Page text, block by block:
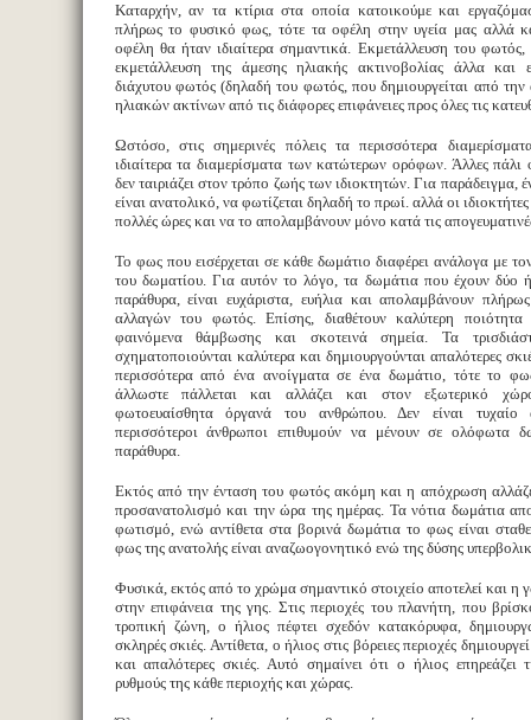
Καταρχήν, αν τα κτίρια στα οποία κατοικούμε και
πλήρως το φυσικό φως, τότε τα οφέλη στην υγεία μας αλλά
οφέλη θα ήταν ιδιαίτερα σημαντικά. Εκμετάλλευση του φωτός,
εκμετάλλευση της άμεσης ηλιακής ακτινοβολίας άλλα και
διάχυτου φωτός (δηλαδή του φωτός, που δημιουργείται από
ηλιακών ακτίνων από τις διάφορες επιφάνειες προς όλες τις
Ωστόσο, στις σημερινές πόλεις τα περισσότερα
ιδιαίτερα τα διαμερίσματα των κατώτερων ορόφων. Άλλες πάλι
δεν ταιριάζει στον τρόπο ζωής των ιδιοκτητών. Για παράδειγμα,
είναι ανατολικό, να φωτίζεται δηλαδή το πρωί. αλλά οι
πολλές ώρες και να το απολαμβάνουν μόνο κατά τις
Το φως που εισέρχεται σε κάθε δωμάτιο διαφέρει ανάλογα με
του δωματίου. Για αυτόν το λόγο, τα δωμάτια που έχουν δύο
παράθυρα, είναι ευχάριστα, ευήλια και απολαμβάνουν
αλλαγών του φωτός. Επίσης, διαθέτουν καλύτερη ποιότητα
φαινόμενα θάμβωσης και σκοτεινά σημεία. Τα
σχηματοποιούνται καλύτερα και δημιουργούνται απαλότερες
περισσότερα από ένα ανοίγματα σε ένα δωμάτιο, τότε το
άλλωστε πάλλεται και αλλάζει και στον εξωτερικό
φωτοευαίσθητα όργανά του ανθρώπου. Δεν είναι τυχαίο
περισσότεροι άνθρωποι επιθυμούν να μένουν σε ολόφωτα
παράθυρα.
Εκτός από την ένταση του φωτός ακόμη και η απόχρωση
προσανατολισμό και την ώρα της ημέρας. Τα νότια δωμάτια
φωτισμό, ενώ αντίθετα στα βορινά δωμάτια το φως είναι
φως της ανατολής είναι αναζωογονητικό ενώ της δύσης
Φυσικά, εκτός από το χρώμα σημαντικό στοιχείο αποτελεί και η
στην επιφάνεια της γης. Στις περιοχές του πλανήτη, που
τροπική ζώνη, ο ήλιος πέφτει σχεδόν κατακόρυφα,
σκληρές σκιές. Αντίθετα, ο ήλιος στις βόρειες περιοχές
και απαλότερες σκιές. Αυτό σημαίνει ότι ο ήλιος
ρυθμούς της κάθε περιοχής και χώρας.